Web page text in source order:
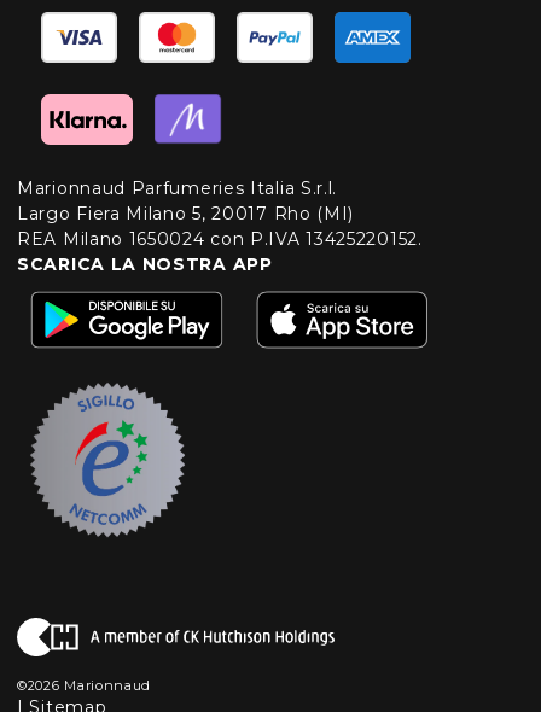
Marionnaud Parfumeries Italia S.r.l.
Largo Fiera Milano 5, 20017 Rho (MI)
REA Milano 1650024 con P.IVA 13425220152.
SCARICA LA NOSTRA APP
©2026 Marionnaud
|Sitemap